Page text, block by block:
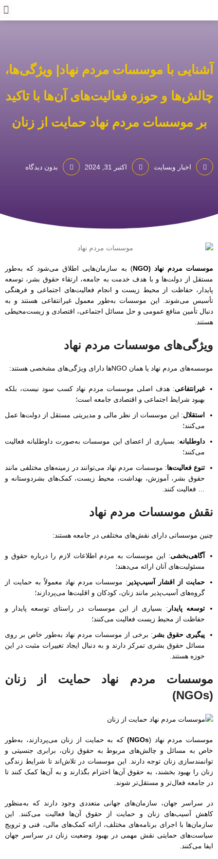
آشنایی با موسسات مردم نهاد| ویژگی‌ها،
چالش‌ها و حوزه فعالیت‌های آن‌ها با تاکید
بر موسسات مردم نهاد حمایت از زنان
اخبار وبسایت اکتبر 31, 2024 بدون دیدگاه
موسسات مردم نهاد (NGO
) به سازمان‌هایی اطلاق می‌شود که به‌طور
مستقل از دولت‌ها و با هدف خدمت به جامعه، ارتقاء حقوق بشر، توسعه
پایدار، حفاظت از محیط زیست و انجام فعالیت‌های اجتماعی و فرهنگی
تأسیس می‌شوند. این موسسات به‌طور معمول غیرانتفاعی هستند و به
دنبال تأمین منافع عمومی و حل مسائل اجتماعی، اقتصادی و زیست‌محیطی
هستند.
ویژگی‌های موسسات مردم نهاد
موسسه‌های مردم نهاد یا همان NGOها دارای ویژگی‌های مشخصی هستند:
غیرانتفاعی: هدف اصلی موسسات مردم نهاد کسب سود نیست، بلکه
بهبود شرایط اجتماعی و اقتصادی جامعه است؛
استقلال: این موسسات از نظر مالی و مدیریتی مستقل از دولت‌ها عمل
می‌کنند؛
داوطلبانه: بسیاری از اعضای این موسسات به‌صورت داوطلبانه فعالیت
می‌کنند؛
تنوع فعالیت‌ها: موسسات مردم نهاد می‌توانند در زمینه‌های مختلفی مانند
حقوق بشر، آموزش، بهداشت، محیط زیست، کمک‌های بشردوستانه و
… فعالیت کنند.
نقش موسسات مردم نهاد
چنین موسساتی دارای نقش‌های مختلفی در جامعه هستند:
آگاهی‌بخشی: این موسسات به مردم اطلاعات لازم را درباره حقوق و
مسئولیت‌های‌ آنان ارائه می‌دهند؛
حمایت از اقشار آسیب‌پذیر : موسسات مردم نهاد معمولاً به حمایت از
گروه‌های آسیب‌پذیر مانند زنان، کودکان و اقلیت‌ها می‌پردازند؛
توسعه پایدار : بسیاری از این موسسات در راستای توسعه پایدار و
حفاظت از محیط زیست فعالیت می‌کنند؛
پیگیری حقوق بشر : برخی از موسسات مردم نهاد به‌طور خاص بر روی
مسائل حقوق بشری تمرکز دارند و به دنبال ایجاد تغییرات مثبت در این
حوزه هستند.
موسسات مردم نهاد حمایت از زنان
(NGOs)
موسسات مردم نهاد (NGOs)
که به حمایت از زنان می‌پردازند، به‌طور
خاص به مسائل و چالش‌های مربوط به حقوق زنان، برابری جنسیتی و
توانمندسازی زنان توجه دارند. این موسسات در تلاش‌اند تا شرایط زندگی
زنان را بهبود بخشند، به حقوق آن‌ها احترام بگذارند و به آن‌ها کمک کنند تا
در جامعه فعال‌تر و مستقل‌تر شوند.
در سراسر جهان، سازمان‌های جهانی متعددی وجود دارند که به‌منظور
کاهش آسیب‌های زنان و حمایت از حقوق آن‌ها فعالیت می‌کنند. این
سازمان‌ها با اجرای برنامه‌های مختلف، ارائه کمک‌های مالی، فنی و ترویج
سیاست‌های حمایتی نقش مهمی در بهبود وضعیت زنان در سراسر جهان
ایفا می‌کنند.